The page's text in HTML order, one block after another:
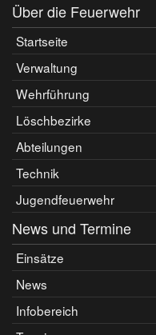
Über die Feuerwehr
Startseite
Verwaltung
Wehrführung
Löschbezirke
Abteilungen
Technik
Jugendfeuerwehr
News und Termine
Einsätze
News
Infobereich